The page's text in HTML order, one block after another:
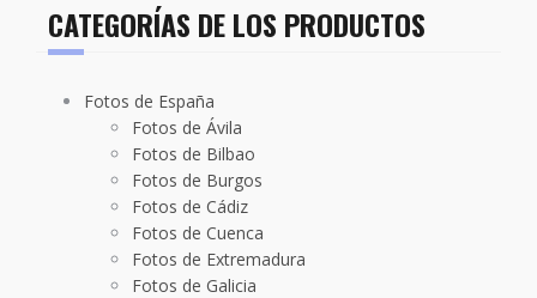
CATEGORÍAS DE LOS PRODUCTOS
Fotos de España
Fotos de Ávila
Fotos de Bilbao
Fotos de Burgos
Fotos de Cádiz
Fotos de Cuenca
Fotos de Extremadura
Fotos de Galicia